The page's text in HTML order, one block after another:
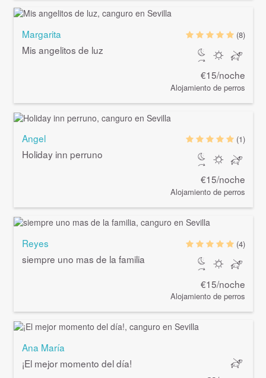
Margarita
Mis angelitos de luz
(8)
€15/noche
Alojamiento de perros
Angel
Holiday inn perruno
(1)
€15/noche
Alojamiento de perros
Reyes
siempre uno mas de la familia
(4)
€15/noche
Alojamiento de perros
Ana María
¡El mejor momento del día!